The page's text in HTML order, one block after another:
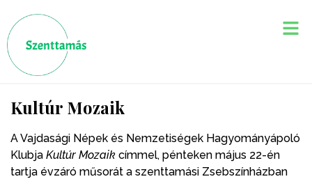
Kultúr Mozaik
A Vajdasági Népek és Nemzetiségek Hagyományápoló
Klubja Kultúr Mozaik címmel, pénteken május 22-én
tartja évzáró műsorát a szenttamási Zsebszínházban